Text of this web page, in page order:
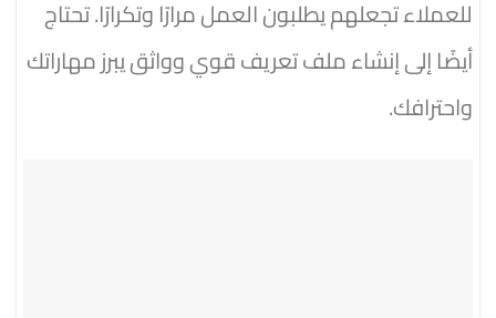
للعملاء تجعلهم يطلبون العمل مرارًا وتكرارًا. تحتاج
أيضًا إلى إنشاء ملف تعريف قوي وواثق يبرز مهاراتك
واحترافك.